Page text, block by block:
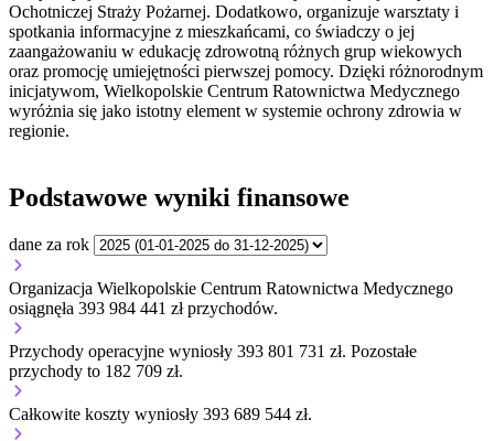
Ochotniczej Straży Pożarnej. Dodatkowo, organizuje warsztaty i
spotkania informacyjne z mieszkańcami, co świadczy o jej
zaangażowaniu w edukację zdrowotną różnych grup wiekowych
oraz promocję umiejętności pierwszej pomocy. Dzięki różnorodnym
inicjatywom, Wielkopolskie Centrum Ratownictwa Medycznego
wyróżnia się jako istotny element w systemie ochrony zdrowia w
regionie.
Podstawowe wyniki finansowe
dane za rok
Organizacja Wielkopolskie Centrum Ratownictwa Medycznego
osiągnęła 393 984 441 zł przychodów.
Przychody operacyjne wyniosły 393 801 731 zł. Pozostałe
przychody to 182 709 zł.
Całkowite koszty wyniosły 393 689 544 zł.